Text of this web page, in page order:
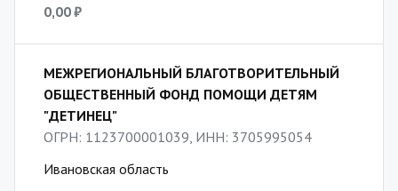
0,00 ₽
МЕЖРЕГИОНАЛЬНЫЙ БЛАГОТВОРИТЕЛЬНЫЙ
ОБЩЕСТВЕННЫЙ ФОНД ПОМОЩИ ДЕТЯМ
"ДЕТИНЕЦ"
ОГРН: 1123700001039, ИНН: 3705995054
Ивановская область